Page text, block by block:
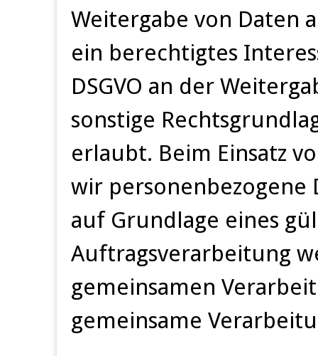
Weitergabe von Daten
ein berechtigtes
DSGVO an der
sonstige
erlaubt. Beim Einsatz
wir personenbezogene
auf Grundlage eines
Auftragsverarbeitung
gemeinsamen
gemeinsame